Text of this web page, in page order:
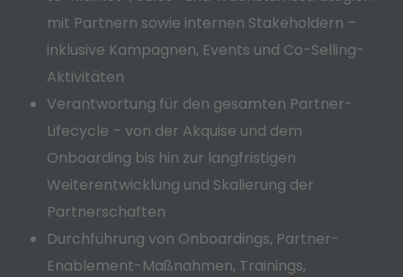
mit Partnern sowie internen Stakeholdern –
inklusive Kampagnen, Events und Co-Selling-
Aktivitäten
Verantwortung für den gesamten Partner-
Lifecycle – von der Akquise und dem
Onboarding bis hin zur langfristigen
Weiterentwicklung und Skalierung der
Partnerschaften
Durchführung von Onboardings, Partner-
Enablement-Maßnahmen, Trainings,